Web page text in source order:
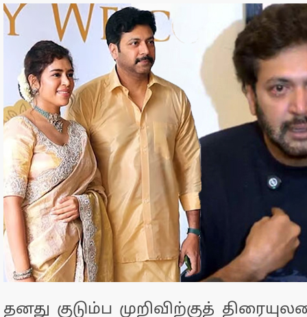
தனது குடும்ப முறிவிற்குத்